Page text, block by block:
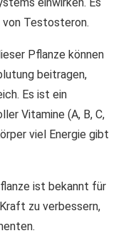
Testosteron.
Pflanze können
beitragen,
Es ist ein
Vitamine (A, B, C,
viel Energie gibt
ist bekannt für
zu verbessern,